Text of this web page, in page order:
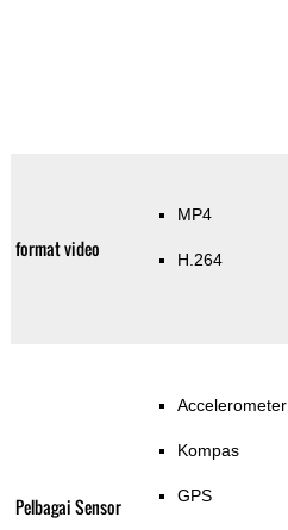
format video
MP4
H.264
Pelbagai Sensor
Accelerometer
Kompas
GPS